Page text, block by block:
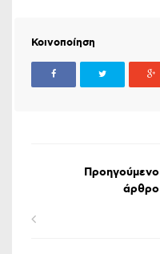
Κοινοποίηση
Προηγούμενο
άρθρο